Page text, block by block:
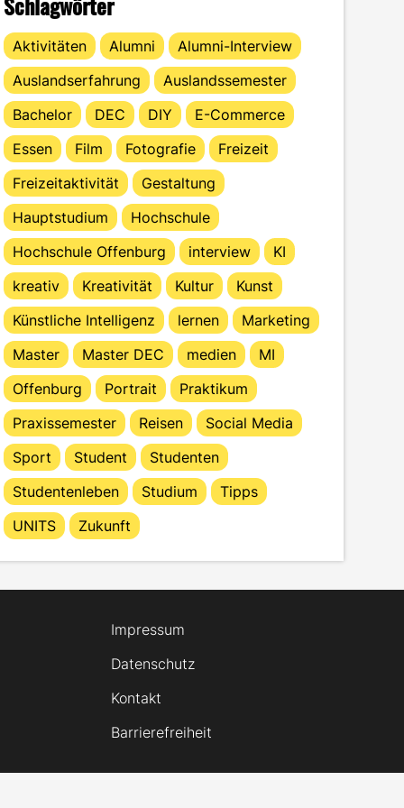
Aktivitäten Alumni
Alumni-Interview
Auslandserfahrung
Auslandssemester
Bachelor
DEC DIY
E-Commerce
Essen
Film Fotografie
Freizeit
Freizeitaktivität
Gestaltung
Hauptstudium
Hochschule
Hochschule Offenburg
interview
KI
kreativ
Kreativität Kultur
Kunst
Künstliche Intelligenz
lernen
Marketing
Master
Master DEC medien
MI
Offenburg
Portrait
Praktikum
Praxissemester
Reisen
Social Media
Sport
Student
Studenten
Studentenleben
Studium
Tipps
UNITS
Zukunft
Impressum
Datenschutz
Kontakt
Barrierefreiheit